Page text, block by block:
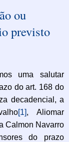
ou
previsto
uma salutar
do art. 168 do
decadencial, a
[1], Aliomar
Calmon Navarro
do prazo